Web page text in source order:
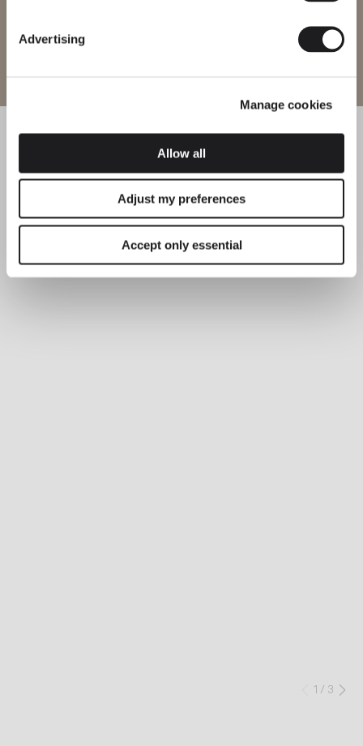
Advertising
Manage cookies
Allow all
Adjust my preferences
Accept only essential
1 / 3